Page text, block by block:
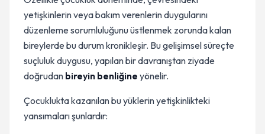
yetişkinlerin veya bakım verenlerin duygularını
düzenleme sorumluluğunu üstlenmek zorunda kalan
bireylerde bu durum kronikleşir. Bu gelişimsel süreçte
suçluluk duygusu, yapılan bir davranıştan ziyade
doğrudan bireyin benliğine yönelir.
Çocuklukta kazanılan bu yüklerin yetişkinlikteki
yansımaları şunlardır: